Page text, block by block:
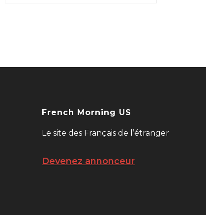
French Morning US
Le site des Français de l’étranger
Devenez annonceur